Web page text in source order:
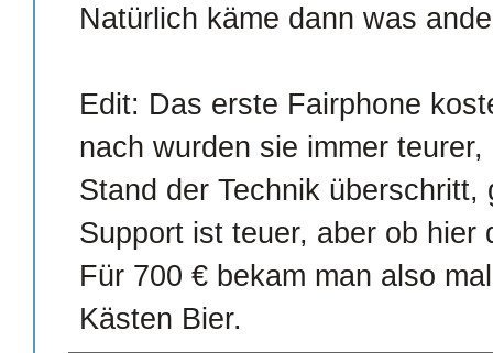
Natürlich käme dann was
Edit: Das erste Fairphone
nach wurden sie immer
Stand der Technik
Support ist teuer, aber ob hier
Für 700 € bekam man also
Kästen Bier.